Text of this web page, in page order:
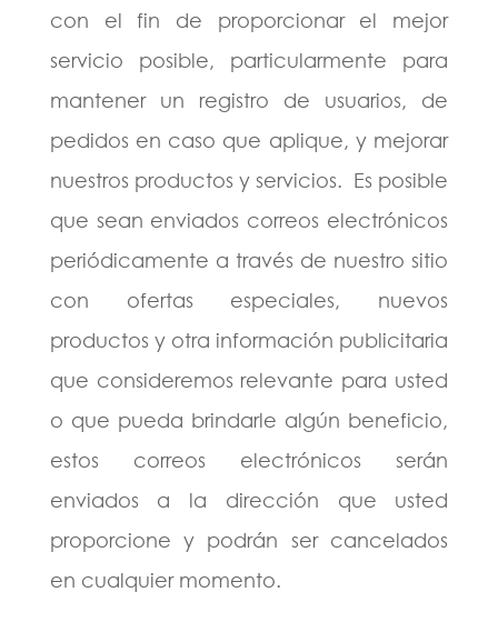
con el fin de proporcionar el mejor
servicio posible, particularmente para
mantener un registro de usuarios, de
pedidos en caso que aplique, y mejorar
nuestros productos y servicios. Es posible
que sean enviados correos electrónicos
periódicamente a través de nuestro sitio
con ofertas especiales, nuevos
productos y otra información publicitaria
que consideremos relevante para usted
o que pueda brindarle algún beneficio,
estos correos electrónicos serán
enviados a la dirección que usted
proporcione y podrán ser cancelados
en cualquier momento.